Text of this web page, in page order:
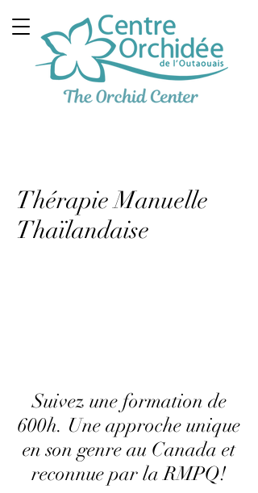
Thérapie Manuelle
Thaïlandaise
Suivez une formation de
600h. Une approche unique
en son genre au Canada et
reconnue par la RMPQ!